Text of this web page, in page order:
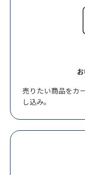
売りたい商品をカ
し込み。